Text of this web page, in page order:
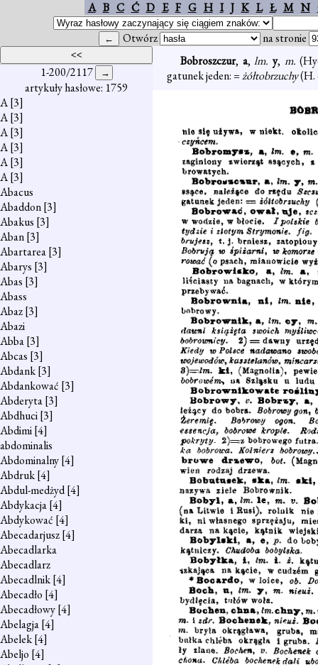
A B C Ć D E F G H I J K L Ł M N
Otwórz na stronie
1-200/2117
artykuły hasłowe: 1759
A[3]
A[3]
A[3]
A[3]
A[3]
A[3]
Abacus
Abaddon[3]
Abakus [3]
Aban[3]
Abartarea[3]
Abarys [3]
Abas [3]
Abass
Abaz[3]
Abazi
Abba[3]
Abcas [3]
Abdank[3]
Abdankować [3]
Abderyta[3]
Abdhuci[3]
Abdimi[4]
abdominalis
Abdominalny[4]
Abdruk[4]
Abdul-medżyd[4]
Abdykacja[4]
Abdykować [4]
Abecadarjusz[4]
Abecadlarka
Abecadlarz
Abecadlnik[4]
Abecadło [4]
Abecadłowy[4]
Abelagja[4]
Abelek[4]
Abeljo [4]
Bobroszczur, a,lm. y, m.
gatunek jeden: =żółtobrzuchy(H.